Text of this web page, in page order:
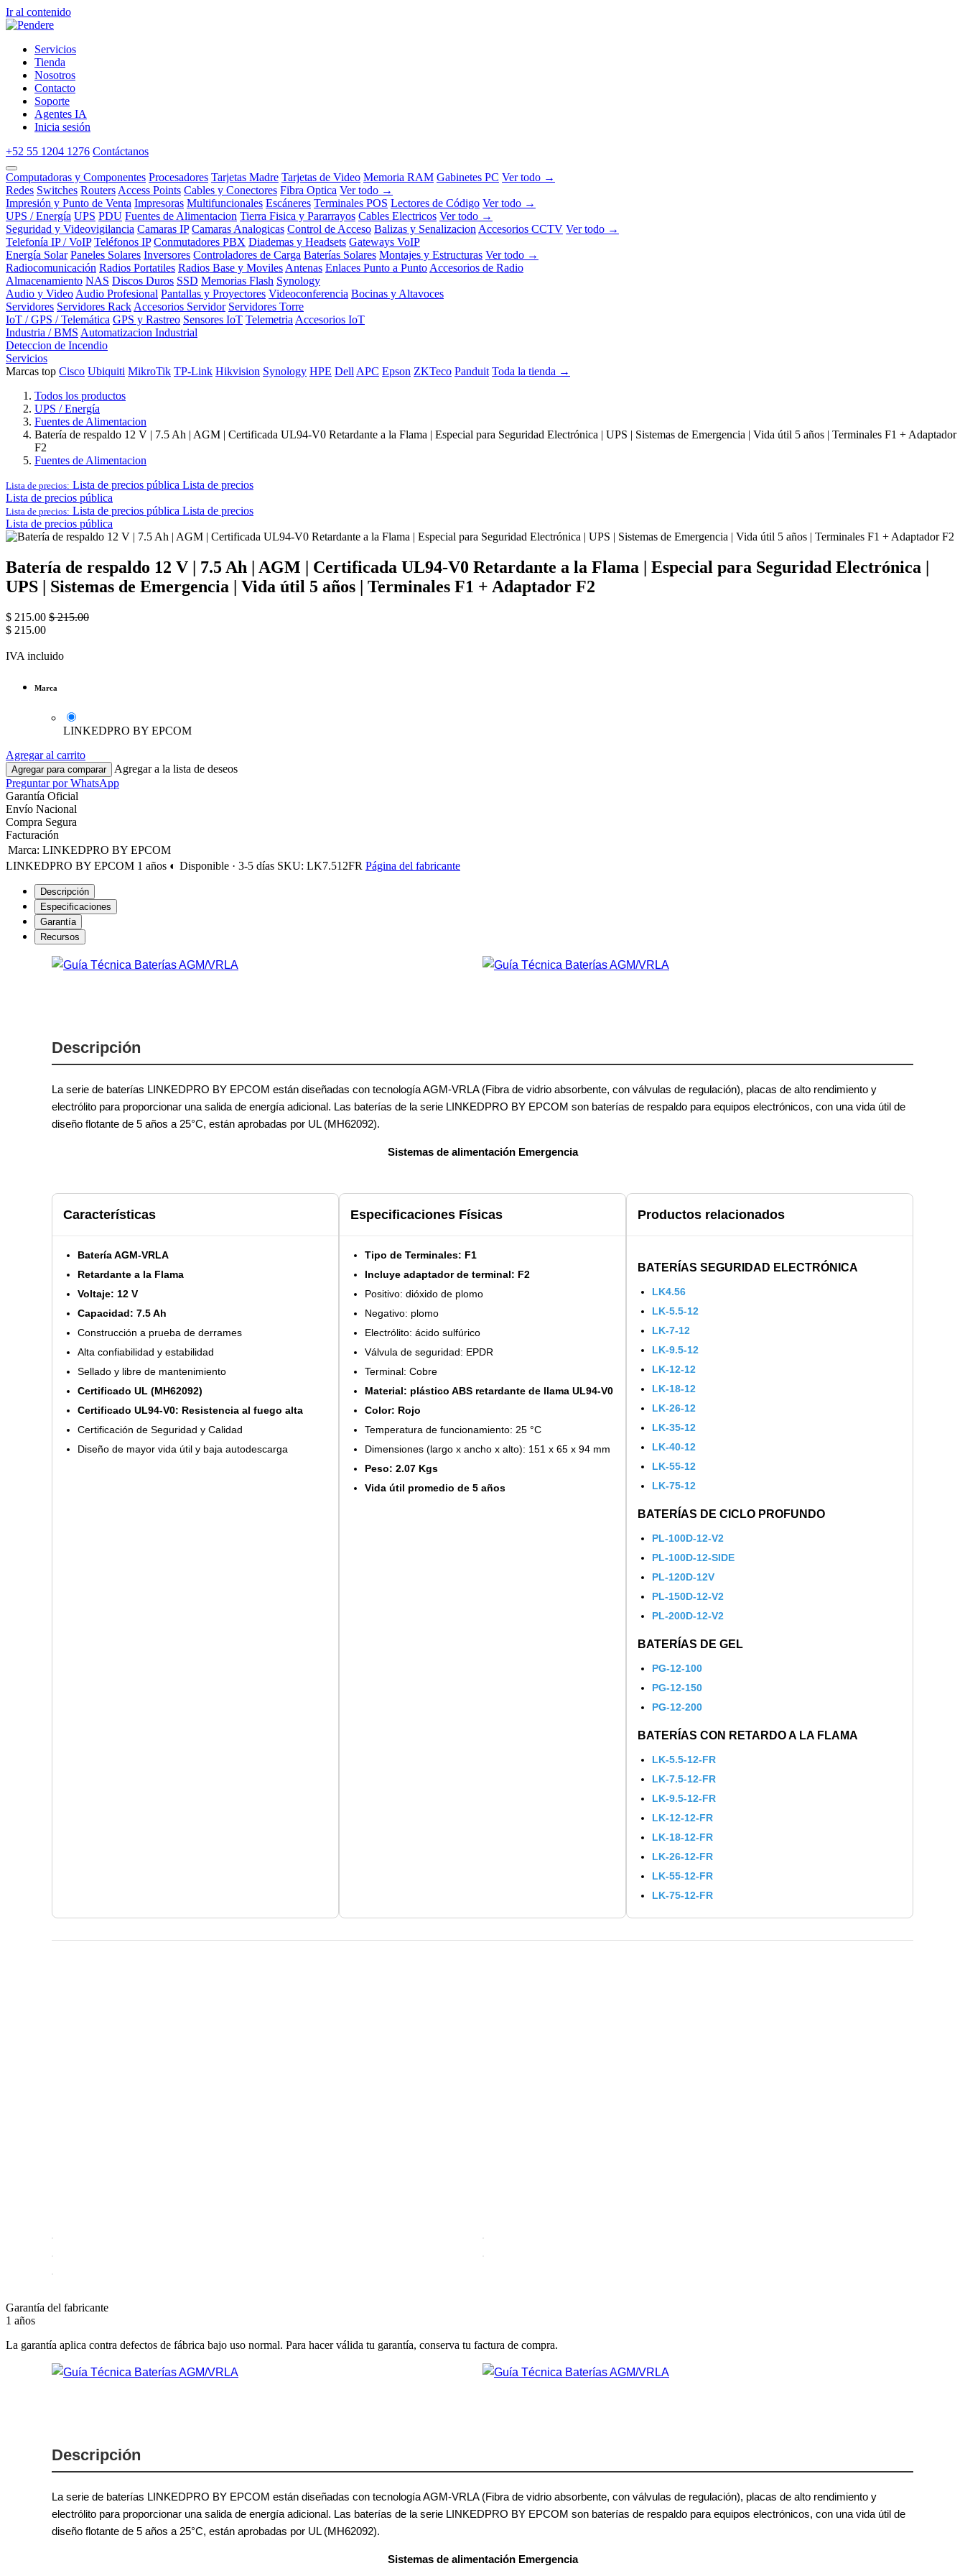
Ir al contenido
Servicios
Tienda
Nosotros
Contacto
Soporte
Agentes IA
Inicia sesión
+52 55 1204 1276 Contáctanos
Computadoras y Componentes Procesadores Tarjetas Madre Tarjetas de Video Memoria RAM Gabinetes PC Ver todo →
Redes Switches Routers Access Points Cables y Conectores Fibra Optica Ver todo →
Impresión y Punto de Venta Impresoras Multifuncionales Escáneres Terminales POS Lectores de Código Ver todo →
UPS / Energía UPS PDU Fuentes de Alimentacion Tierra Fisica y Pararrayos Cables Electricos Ver todo →
Seguridad y Videovigilancia Camaras IP Camaras Analogicas Control de Acceso Balizas y Senalizacion Accesorios CCTV Ver todo →
Telefonía IP / VoIP Teléfonos IP Conmutadores PBX Diademas y Headsets Gateways VoIP
Energía Solar Paneles Solares Inversores Controladores de Carga Baterías Solares Montajes y Estructuras Ver todo →
Radiocomunicación Radios Portatiles Radios Base y Moviles Antenas Enlaces Punto a Punto Accesorios de Radio
Almacenamiento NAS Discos Duros SSD Memorias Flash Synology
Audio y Video Audio Profesional Pantallas y Proyectores Videoconferencia Bocinas y Altavoces
Servidores Servidores Rack Accesorios Servidor Servidores Torre
IoT / GPS / Telemática GPS y Rastreo Sensores IoT Telemetria Accesorios IoT
Industria / BMS Automatizacion Industrial
Deteccion de Incendio
Servicios
Marcas top Cisco Ubiquiti MikroTik TP-Link Hikvision Synology HPE Dell APC Epson ZKTeco Panduit Toda la tienda →
Todos los productos
UPS / Energía
Fuentes de Alimentacion
Batería de respaldo 12 V | 7.5 Ah | AGM | Certificada UL94-V0 Retardante a la Flama | Especial para Seguridad Electrónica | UPS | Sistemas de Emergencia | Vida útil 5 años | Terminales F1 + Adaptador
F2
Fuentes de Alimentacion
Lista de precios: Lista de precios pública Lista de precios
Lista de precios pública
Lista de precios: Lista de precios pública Lista de precios
Lista de precios pública
Batería de respaldo 12 V | 7.5 Ah | AGM | Certificada UL94-V0 Retardante a la Flama | Especial para Seguridad Electrónica |
UPS | Sistemas de Emergencia | Vida útil 5 años | Terminales F1 + Adaptador F2
$ 215.00 $215.00
$ 215.00
IVA incluido
Marca
LINKEDPRO BY EPCOM
Agregar al carrito
Agregar para comparar
Agregar a la lista de deseos
Preguntar por WhatsApp
Garantía Oficial
Envío Nacional
Compra Segura
Facturación
Marca: LINKEDPRO BY EPCOM
LINKEDPRO BY EPCOM 1 años ◐ Disponible · 3-5 días SKU: LK7.512FR Página del fabricante
Descripción
Especificaciones
Garantía
Recursos
Descripción
La serie de baterías LINKEDPRO BY EPCOM están diseñadas con tecnología AGM-VRLA (Fibra de vidrio absorbente, con válvulas de regulación), placas de alto rendimiento y
electrólito para proporcionar una salida de energía adicional. Las baterías de la serie LINKEDPRO BY EPCOM son baterías de respaldo para equipos electrónicos, con una vida útil de
diseño flotante de 5 años a 25°C, están aprobadas por UL (MH62092).
Sistemas de alimentación Emergencia
Características
Batería AGM-VRLA
Retardante a la Flama
Voltaje: 12 V
Capacidad: 7.5 Ah
Construcción a prueba de derrames
Alta confiabilidad y estabilidad
Sellado y libre de mantenimiento
Certificado UL (MH62092)
Certificado UL94-V0: Resistencia al fuego alta
Certificación de Seguridad y Calidad
Diseño de mayor vida útil y baja autodescarga
Especificaciones Físicas
Tipo de Terminales: F1
Incluye adaptador de terminal: F2
Positivo: dióxido de plomo
Negativo: plomo
Electrólito: ácido sulfúrico
Válvula de seguridad: EPDR
Terminal: Cobre
Material: plástico ABS retardante de llama UL94-V0
Color: Rojo
Temperatura de funcionamiento: 25 °C
Dimensiones (largo x ancho x alto): 151 x 65 x 94 mm
Peso: 2.07 Kgs
Vida útil promedio de 5 años
Productos relacionados
BATERÍAS SEGURIDAD ELECTRÓNICA
LK4.56
LK-5.5-12
LK-7-12
LK-9.5-12
LK-12-12
LK-18-12
LK-26-12
LK-35-12
LK-40-12
LK-55-12
LK-75-12
BATERÍAS DE CICLO PROFUNDO
PL-100D-12-V2
PL-100D-12-SIDE
PL-120D-12V
PL-150D-12-V2
PL-200D-12-V2
BATERÍAS DE GEL
PG-12-100
PG-12-150
PG-12-200
BATERÍAS CON RETARDO A LA FLAMA
LK-5.5-12-FR
LK-7.5-12-FR
LK-9.5-12-FR
LK-12-12-FR
LK-18-12-FR
LK-26-12-FR
LK-55-12-FR
LK-75-12-FR
Garantía del fabricante
1 años
La garantía aplica contra defectos de fábrica bajo uso normal. Para hacer válida tu garantía, conserva tu factura de compra.
Descripción
La serie de baterías LINKEDPRO BY EPCOM están diseñadas con tecnología AGM-VRLA (Fibra de vidrio absorbente, con válvulas de regulación), placas de alto rendimiento y
electrólito para proporcionar una salida de energía adicional. Las baterías de la serie LINKEDPRO BY EPCOM son baterías de respaldo para equipos electrónicos, con una vida útil de
diseño flotante de 5 años a 25°C, están aprobadas por UL (MH62092).
Sistemas de alimentación Emergencia